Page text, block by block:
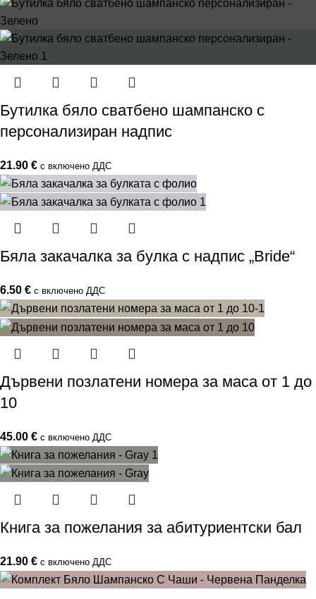
Бутилка бяло сватбено шампанско с
персонализиран надпис
21.90 € с включено ДДС
Бяла закачалка за булка с надпис „Bride“
6.50 € с включено ДДС
Дървени позлатени номера за маса от 1 до
10
45.00 € с включено ДДС
Книга за пожелания за абитуриентски бал
21.90 € с включено ДДС